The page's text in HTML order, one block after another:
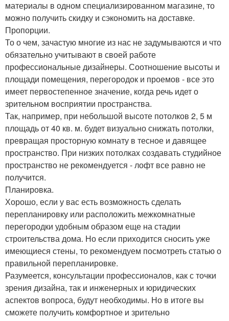
материалы в одном специализированном магазине, то
можно получить скидку и сэкономить на доставке.
Пропорции.
То о чем, зачастую многие из нас не задумываются и что
обязательно учитывают в своей работе
профессиональные дизайнеры. Соотношение высоты и
площади помещения, перегородок и проемов - все это
имеет первостепенное значение, когда речь идет о
зрительном восприятии пространства.
Так, например, при небольшой высоте потолков 2, 5 м
площадь от 40 кв. м. будет визуально снижать потолки,
превращая просторную комнату в тесное и давящее
пространство. При низких потолках создавать студийное
пространство не рекомендуется - лофт все равно не
получится.
Планировка.
Хорошо, если у вас есть возможность сделать
перепланировку или расположить межкомнатные
перегородки удобным образом еще на стадии
строительства дома. Но если приходится сносить уже
имеющиеся стены, то рекомендуем посмотреть статью о
правильной перепланировке.
Разумеется, консультации профессионалов, как с точки
зрения дизайна, так и инженерных и юридических
аспектов вопроса, будут необходимы. Но в итоге вы
сможете получить комфортное и зрительно